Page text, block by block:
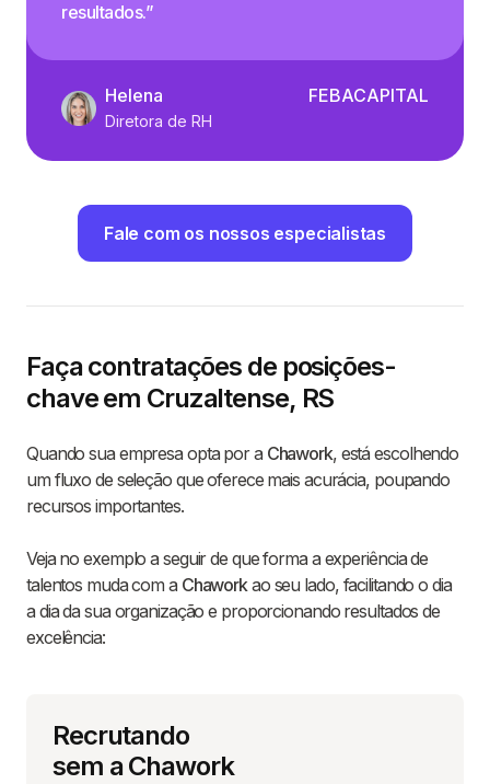
resultados.”
Helena
Diretora de RH
FEBACAPITAL
Fale com os nossos especialistas
Faça contratações de posições-
chave em Cruzaltense, RS
Quando sua empresa opta por a Chawork, está escolhendo
um fluxo de seleção que oferece mais acurácia, poupando
recursos importantes.
Veja no exemplo a seguir de que forma a experiência de
talentos muda com a Chaworkao seu lado, facilitando o dia
a dia da sua organização e proporcionando resultados de
excelência:
Recrutando
sem a Chawork